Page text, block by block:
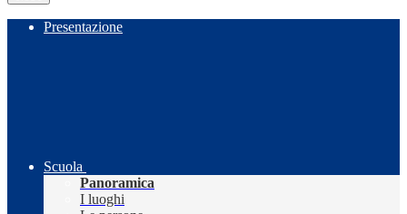
Presentazione
Scuola
Panoramica
I luoghi